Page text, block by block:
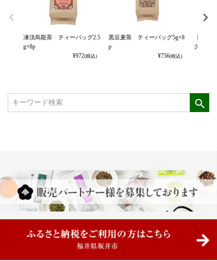
凍頂烏龍茶 ティーバッグ2.5
g×8p
¥972(税込)
黒豆麦茶 ティーバッグ5g×8
p
¥756(税込)
グ